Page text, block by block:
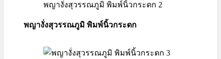
พญางั่งสุวรรณภูมิ พิมพ์นิ้วกระดก 2
พญางั่งสุวรรณภูมิ พิมพ์นิ้วกระดก